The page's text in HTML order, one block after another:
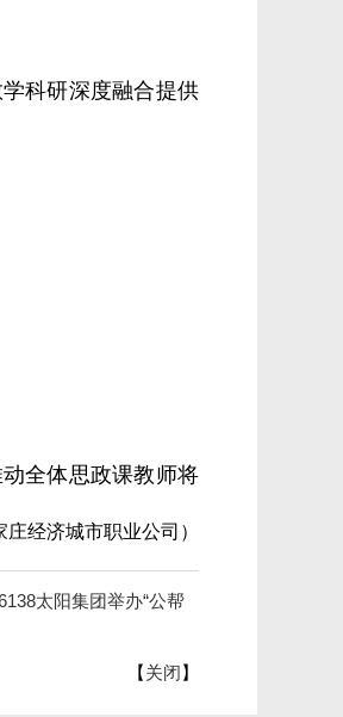
科研深度融合提供
全体思政课教师将
庄经济城市职业公司）
太阳集团举办“公帮
【关闭】